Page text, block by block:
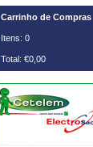
Carrinho de Compras
Itens: 0
Total: €0,00